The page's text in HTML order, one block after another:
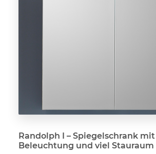
Randolph I – Spiegelschrank mit
Beleuchtung und viel Stauraum